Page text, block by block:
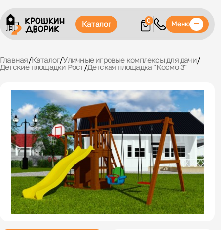
Каталог 0 Меню
Главная/Каталог/Уличные игровые комплексы для дачи/
Детские площадки Рост/Детская площадка "Космо 3"